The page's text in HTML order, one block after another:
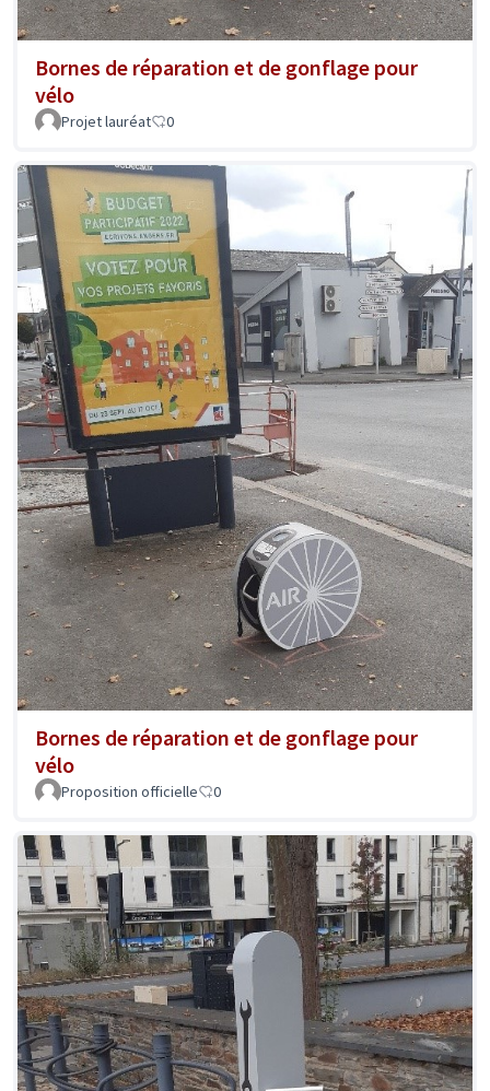
Bornes de réparation et de gonflage pour
vélo
Projet lauréat 0
Bornes de réparation et de gonflage pour
vélo
Proposition officielle 0